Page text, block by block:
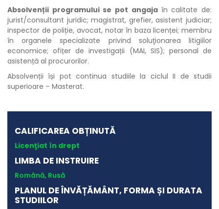
Absolvenții programului se pot angaja în calitate de:
jurist/consultant juridic; magistrat, grefier, asistent judiciar;
inspector de poliție, avocat, notar în baza licenței; membru
în organele specializate privind soluţionarea litigiilor
economice; ofițer de investigații (MAI, SIS); personal de
asistență al procurorilor.
Absolvenții își pot continua studiile la ciclul II de studii
superioare – Masterat.
CALIFICAREA OBȚINUTĂ
Licenţiat în drept
LIMBA DE INSTRUIRE
Română, Rusă
PLANUL DE ÎNVĂȚĂMÂNT, FORMA ȘI DURATA
STUDIILOR